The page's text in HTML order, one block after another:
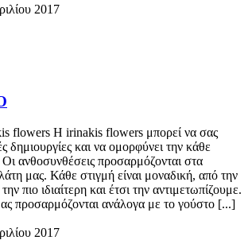
2017
flowers Η irinakis flowers μπορεί να σας
δημιουργίες και να ομορφύνει την κάθε
ανθοσυνθέσεις προσαρμόζονται στα
μας. Κάθε στιγμή είναι μοναδική, από την
πιο ιδιαίτερη και έτσι την αντιμετωπίζουμε.
προσαρμόζονται ανάλογα με το γούστο [...]
2017